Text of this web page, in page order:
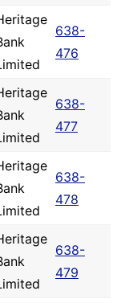
638-
476
638-
477
638-
478
638-
479